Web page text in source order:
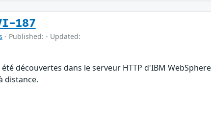
187
- Published: - Updated:
découvertes dans le serveur HTTP d'IBM
distance.